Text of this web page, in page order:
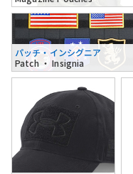
パッチ・インシグニア
Patch ・ Insignia